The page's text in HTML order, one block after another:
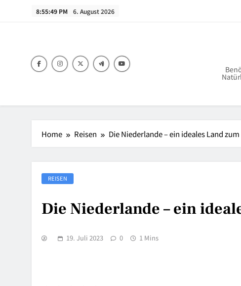
8:55:50 PM 6. August 2026
Home Reisen Die Niederlande – ein ideales Land
REISEN
Die Niederlande – ein
19. Juli 2023 0 1 Mins